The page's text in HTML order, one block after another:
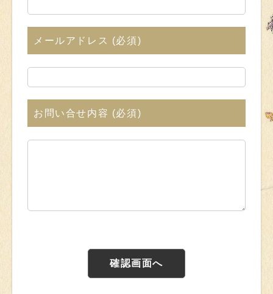
メールアドレス (必須)
お問い合せ内容 (必須)